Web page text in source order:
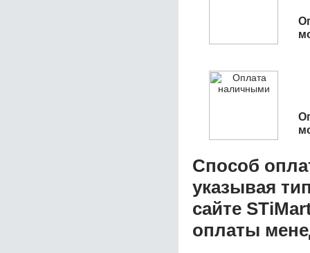
Способ
указывая
сайте
оплаты